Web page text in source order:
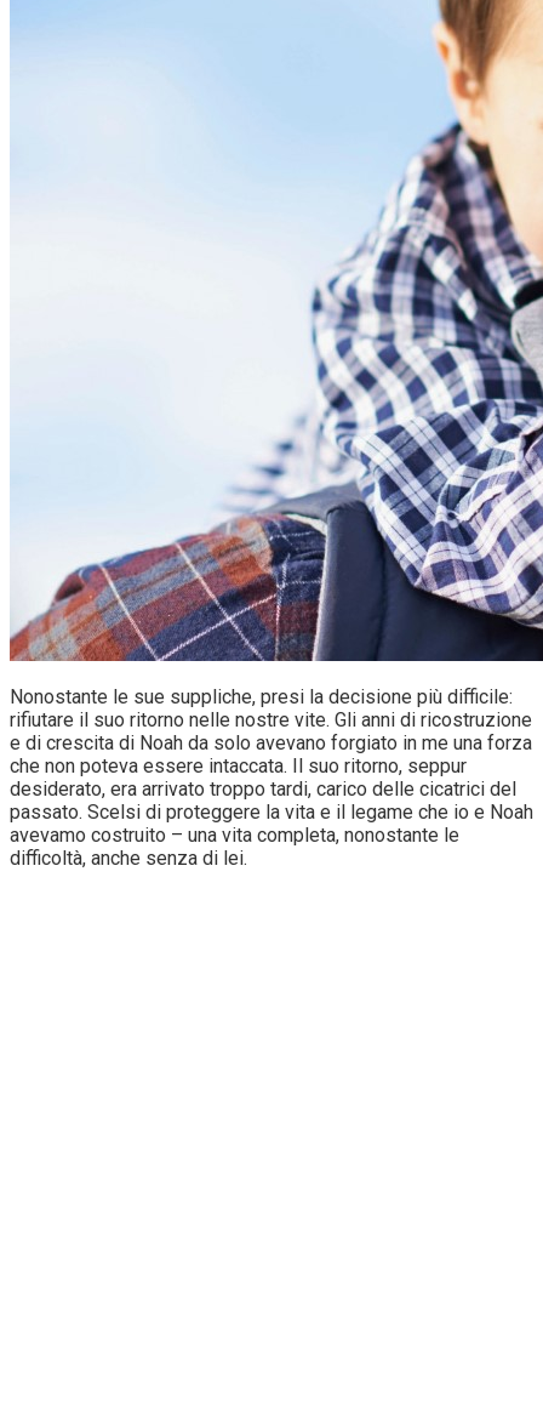
Nonostante le sue suppliche, presi la decisione più difficile:
rifiutare il suo ritorno nelle nostre vite. Gli anni di ricostruzione
e di crescita di Noah da solo avevano forgiato in me una forza
che non poteva essere intaccata. Il suo ritorno, seppur
desiderato, era arrivato troppo tardi, carico delle cicatrici del
passato. Scelsi di proteggere la vita e il legame che io e Noah
avevamo costruito – una vita completa, nonostante le
difficoltà, anche senza di lei.